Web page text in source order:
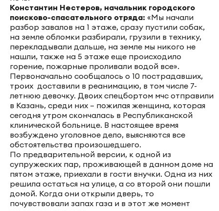
Константин Нестеров, начальник городского
поисково-спасательного отряда: «Мы начали
разбор завалов на 1 этаже, сразу пустили собак,
на земле обломки разбирали, грузили в технику,
перекладывали дальше, на земле мы никого не
нашли, также на 5 этаже еще происходило
горение, пожарные проливали водой все».
Первоначально сообщалось о 10 пострадавших,
троих доставили в реанимацию, в том числе 7-
летнюю девочку. Двоих спецбортом мчс отправили
в Казань, среди них – пожилая женщина, которая
сегодня утром скончалась в Республиканской
клинической больнице. В настоящее время
возбуждено уголовное дело, выясняются все
обстоятельства произошедшего.
По предварительной версии, к одной из
супружеских пар, проживающей в данном доме на
пятом этаже, приехали в гости внучки. Одна из них
решила остаться на улице, а со второй они пошли
домой. Когда они открыли дверь, то
почувствовали запах газа и в этот же момент